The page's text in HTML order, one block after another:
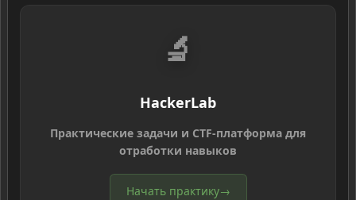
🔬
HackerLab
Практические задачи и CTF-платформа для
отработки навыков
Начать практику→